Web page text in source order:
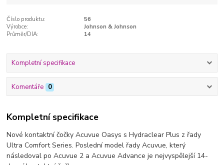
Číslo produktu:
56
Výrobce:
Johnson & Johnson
Průměr/DIA:
14
Kompletní specifikace
Komentáře 0
Kompletní specifikace
Nové kontaktní čočky Acuvue Oasys s Hydraclear Plus z řady
Ultra Comfort Series. Poslední model řady Acuvue, který
následoval po Acuvue 2 a Acuvue Advance je nejvyspělejší 14-